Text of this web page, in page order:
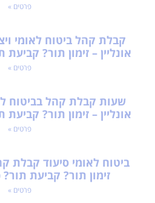
פרטים »
קבלת קהל ביטוח לאומי
אונליין – זימון תור?
פרטים »
שעות קבלת קהל בביטוח
אונליין – זימון תור?
פרטים »
ביטוח לאומי סיעוד קבלת
זימון תור? קביעת
פרטים »